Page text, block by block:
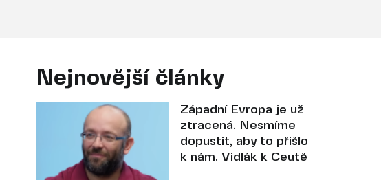
Nejnovější články
Západní Evropa je už
ztracená. Nesmíme
dopustit, aby to přišlo
k nám. Vidlák k Ceutě